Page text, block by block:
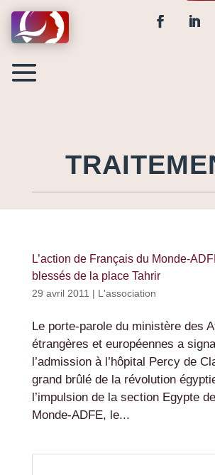
L’action de Français du Monde-
blessés de la place Tahrir
29 avril 2011 | L'association
Le porte-parole du ministère des
étrangères et européennes a
l’admission à l’hôpital Percy de
grand brûlé de la révolution
l’impulsion de la section Egypte
Monde-ADFE, le...